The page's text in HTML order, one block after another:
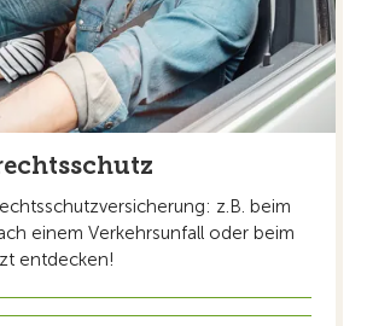
z.B. beim
einem Verkehrsunfall oder beim
entdecken!